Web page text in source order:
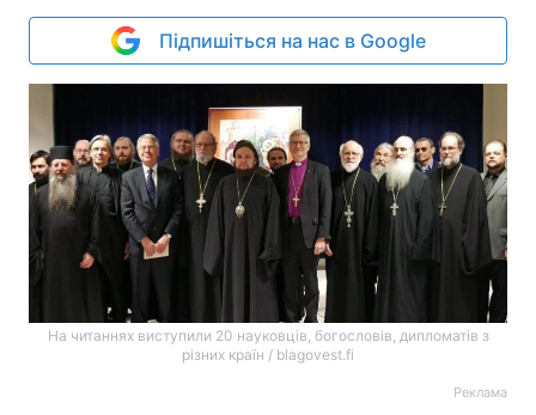
Підпишіться на нас в Google
На читаннях виступили 20 науковців, богословів, дипломатів з
різних країн / blagovest.fi
Реклама